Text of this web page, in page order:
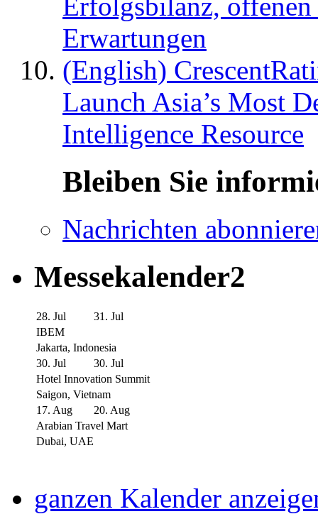
Erwartungen
(English)
Launch Asia’s Most
Intelligence Resource
Bleiben Sie
Nachrichten
Messekalender2
28. Jul
31. Jul
IBEM
Jakarta, Indonesia
30. Jul
30. Jul
Hotel Innovation Summit
Saigon, Vietnam
17. Aug
20. Aug
Arabian Travel Mart
Dubai, UAE
ganzen Kalender